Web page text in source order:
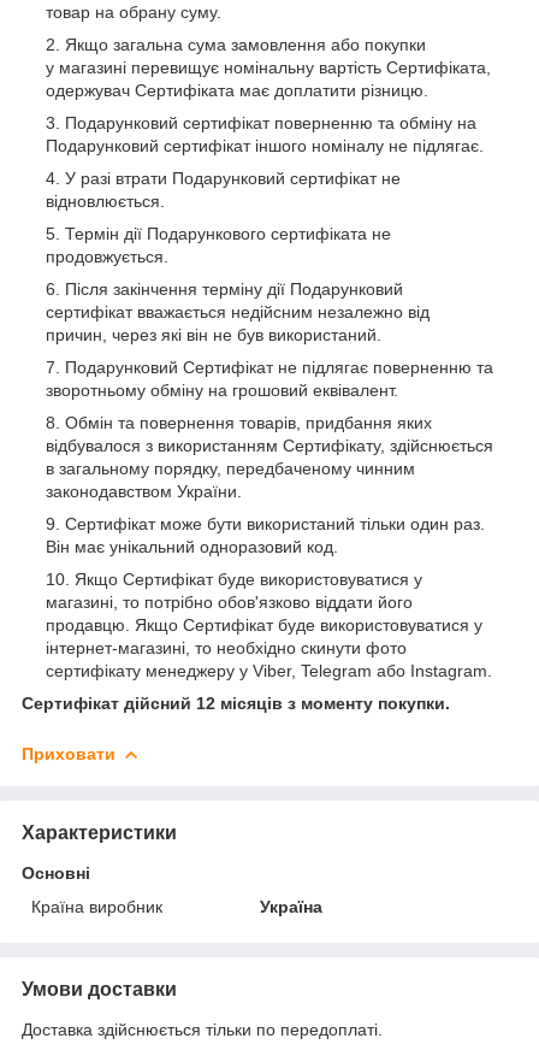
товар на обрану суму.
Якщо загальна сума замовлення або покупки
у магазині перевищує номінальну вартість Сертифіката,
одержувач Сертифіката має доплатити різницю.
Подарунковий сертифікат поверненню та обміну на
Подарунковий сертифікат іншого номіналу не підлягає.
У разі втрати Подарунковий сертифікат не
відновлюється.
Термін дії Подарункового сертифіката не
продовжується.
Після закінчення терміну дії Подарунковий
сертифікат вважається недійсним незалежно від
причин, через які він не був використаний.
Подарунковий Сертифікат не підлягає поверненню та
зворотньому обміну на грошовий еквівалент.
Обмін та повернення товарів, придбання яких
відбувалося з використанням Сертифікату, здійснюється
в загальному порядку, передбаченому чинним
законодавством України.
Сертифікат може бути використаний тільки один раз.
Він має унікальний одноразовий код.
Якщо Сертифікат буде використовуватися у
магазині, то потрібно обов'язково віддати його
продавцю. Якщо Сертифікат буде використовуватися у
інтернет-магазині, то необхідно скинути фото
сертифікату менеджеру у Viber, Telegram або Instagram.
Сертифікат дійсний 12 місяців з моменту покупки.
Приховати
Характеристики
Основні
Країна виробник
Україна
Умови доставки
Доставка здійснюється тільки по передоплаті.